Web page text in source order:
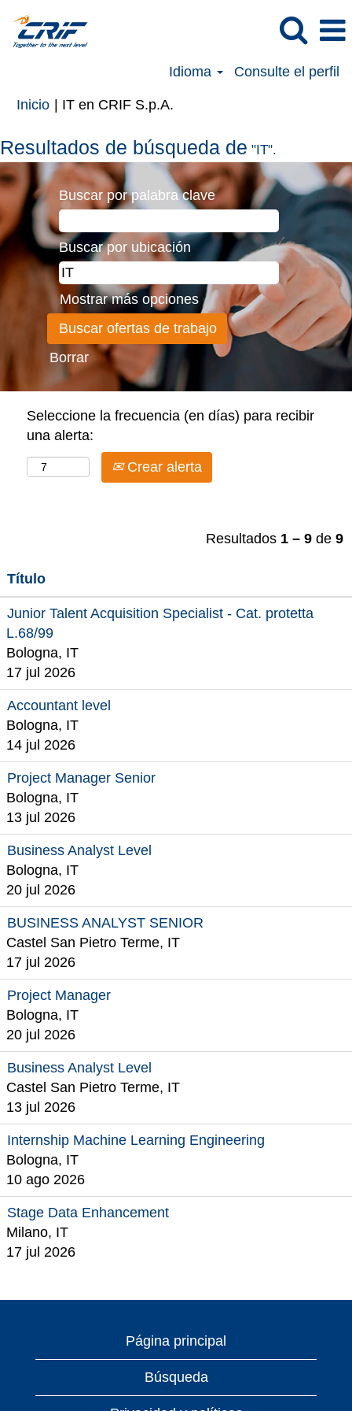
Idioma Consulte el perfil
Inicio IT en CRIF S.p.A.
Resultados de búsqueda de "IT".
Buscar por palabra clave
Buscar por ubicación
Mostrar más opciones
Borrar
Seleccione la frecuencia (en días) para recibir
una alerta:
Crear alerta
Resultados 1 – 9 de 9
Título
Junior Talent Acquisition Specialist - Cat. protetta
L.68/99
Bologna, IT
17 jul 2026
Accountant level
Bologna, IT
14 jul 2026
Project Manager Senior
Bologna, IT
13 jul 2026
Business Analyst Level
Bologna, IT
20 jul 2026
BUSINESS ANALYST SENIOR
Castel San Pietro Terme, IT
17 jul 2026
Project Manager
Bologna, IT
20 jul 2026
Business Analyst Level
Castel San Pietro Terme, IT
13 jul 2026
Internship Machine Learning Engineering
Bologna, IT
10 ago 2026
Stage Data Enhancement
Milano, IT
17 jul 2026
Página principal
Búsqueda